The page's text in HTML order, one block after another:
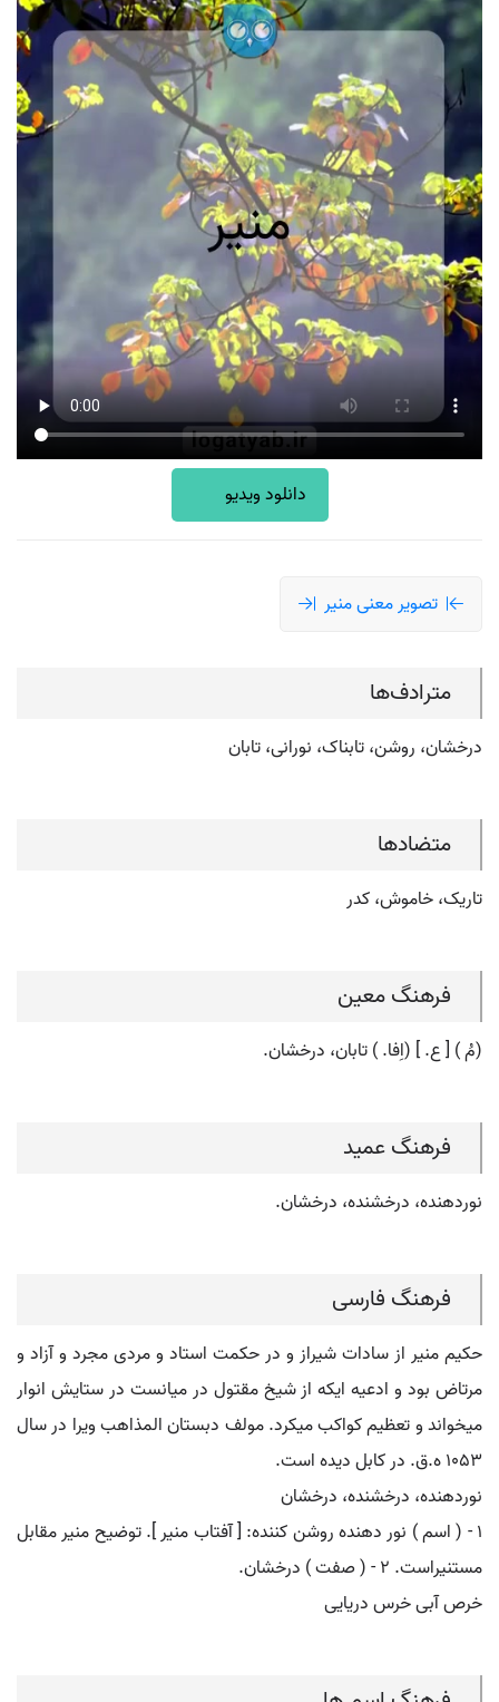
دانلود ویدیو
تصویر معنی منیر
مترادف‌ها
درخشان، روشن، تابناک، نورانی، تابان
متضادها
تاریک، خاموش، کدر
فرهنگ معین
(مُ ) [ ع. ] (اِفا. ) تابان، درخشان.
فرهنگ عمید
نوردهنده، درخشنده، درخشان.
فرهنگ فارسی
حکیم منیر از سادات شیراز و در حکمت استاد و مردی مجرد و آزاد و
مرتاض بود و ادعیه ایکه از شیخ مقتول در میانست در ستایش انوار
میخواند و تعظیم کواکب میکرد. مولف دبستان المذاهب ویرا در سال
۱٠۵۳ ه.ق. در کابل دیده است.
نوردهنده، درخشنده، درخشان
۱ - ( اسم ) نور دهنده روشن کننده: [ آفتاب منیر ]. توضیح منیر مقابل
مستنیراست. ۲ - ( صفت ) درخشان.
خرص آبی خرس دریایی